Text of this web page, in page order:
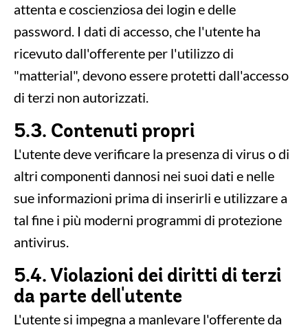
attenta e coscienziosa dei login e delle
password. I dati di accesso, che l'utente ha
ricevuto dall'offerente per l'utilizzo di
"matterial", devono essere protetti dall'accesso
di terzi non autorizzati.
5.3. Contenuti propri
L'utente deve verificare la presenza di virus o di
altri componenti dannosi nei suoi dati e nelle
sue informazioni prima di inserirli e utilizzare a
tal fine i più moderni programmi di protezione
antivirus.
5.4. Violazioni dei diritti di terzi
da parte dell'utente
L'utente si impegna a manlevare l'offerente da